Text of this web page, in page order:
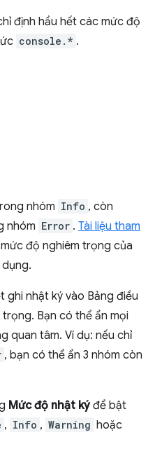
định hầu hết các mức độ
console.* .
nhóm Info , còn
nhóm Error . Tài liệu tham
độ nghiêm trọng của
ghi nhật ký vào Bảng điều
Bạn có thể ẩn mọi
quan tâm. Ví dụ: nếu chỉ
, bạn có thể ẩn 3 nhóm còn
Mức độ nhật kýđể bật
, Info , Warning hoặc